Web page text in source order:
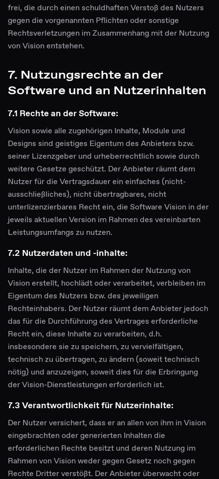
frei, die durch einen schuldhaften Verstoß des Nutzers
gegen die vorgenannten Pflichten oder sonstige
Rechtsverletzungen im Zusammenhang mit der Nutzung
von Vision entstehen.
7. Nutzungsrechte an der
Software und an Nutzerinhalten
7.1 Rechte an der Software:
Vision sowie alle zugehörigen Inhalte, Module und
Designs sind geistiges Eigentum des Anbieters bzw.
seiner Lizenzgeber und urheberrechtlich sowie durch
weitere Gesetze geschützt. Der Anbieter räumt dem
Nutzer für die Vertragsdauer ein einfaches (nicht-
ausschließliches), nicht übertragbares, nicht
unterlizenzierbares Recht ein, die Software Vision in der
jeweils aktuellen Version im Rahmen des vereinbarten
Leistungsumfangs zu nutzen.
7.2 Nutzerdaten und -inhalte:
Inhalte, die der Nutzer im Rahmen der Nutzung von
Vision erstellt, hochlädt oder verarbeitet, verbleiben im
Eigentum des Nutzers bzw. des jeweiligen
Rechteinhabers. Der Nutzer räumt dem Anbieter jedoch
das für die Durchführung des Vertrages erforderliche
Recht ein, diese Inhalte zu verarbeiten, d.h.
insbesondere sie zu speichern, zu vervielfältigen,
technisch zu übertragen, zu ändern (soweit technisch
nötig) und anzuzeigen, soweit dies für die Erbringung
der Vision-Dienstleistungen erforderlich ist.
7.3 Verantwortlichkeit für Nutzerinhalte:
Der Nutzer versichert, dass er an allen von ihm in Vision
eingebrachten oder generierten Inhalten die
erforderlichen Rechte besitzt und deren Nutzung im
Rahmen von Vision weder gegen Gesetz noch gegen
Rechte Dritter verstößt. Der Anbieter überwacht oder